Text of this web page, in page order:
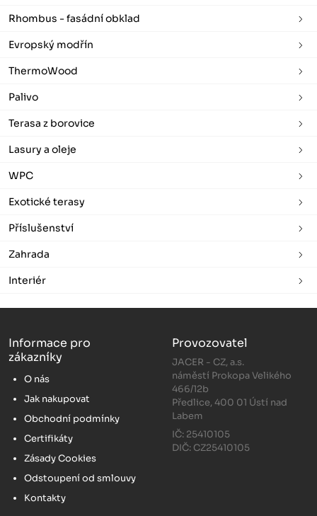
Rhombus - fasádní obklad
Evropský modřín
ThermoWood
Palivo
Terasa z borovice
Lasury a oleje
WPC
Exotické terasy
Příslušenství
Zahrada
Interiér
Informace pro
zákazníky
O nás
Jak nakupovat
Obchodní podmínky
Certifikáty
Zásady Cookies
Odstoupení od smlouvy
Kontakty
Provozovatel
JACER - CZ, a.s.
náměstí Prokopa Velikého
466/12b
Předlice, 400 01 Ústí nad
Labem
IČ: 25410105
DIČ: CZ25410105